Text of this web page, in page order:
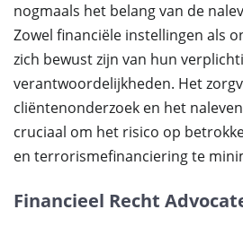
nogmaals het belang van de
Zowel financiële instellingen als
zich bewust zijn van hun
verantwoordelijkheden. Het
cliëntenonderzoek en het
cruciaal om het risico op
en terrorismefinanciering te
Financieel Recht